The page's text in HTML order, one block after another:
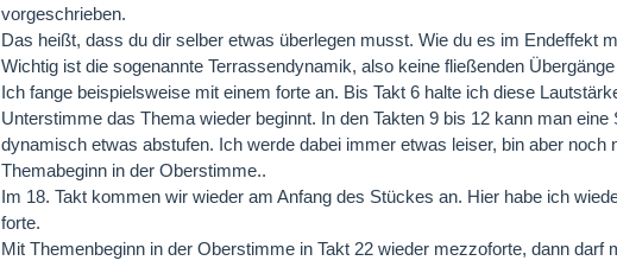
vorgeschrieben.
Das heißt, dass du dir selber etwas überlegen musst. Wie du es im Endeffekt
Wichtig ist die sogenannte Terrassendynamik, also keine fließenden
Ich fange beispielsweise mit einem forte an. Bis Takt 6 halte ich diese
Unterstimme das Thema wieder beginnt. In den Takten 9 bis 12 kann man
dynamisch etwas abstufen. Ich werde dabei immer etwas leiser, bin aber noch
Themabeginn in der Oberstimme..
Im 18. Takt kommen wir wieder am Anfang des Stückes an. Hier habe ich
forte.
Mit Themenbeginn in der Oberstimme in Takt 22 wieder mezzoforte, dann